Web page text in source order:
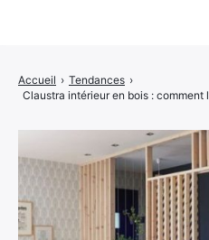
Accueil › Tendances ›
Claustra intérieur en bois : comment
Mobilier & Rangement
Maison
Art & Décoration